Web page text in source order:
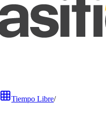
Tiempo Libre/